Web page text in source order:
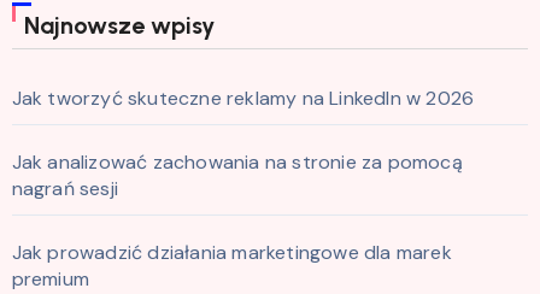
Najnowsze wpisy
Jak tworzyć skuteczne reklamy na LinkedIn w 2026
Jak analizować zachowania na stronie za pomocą
nagrań sesji
Jak prowadzić działania marketingowe dla marek
premium